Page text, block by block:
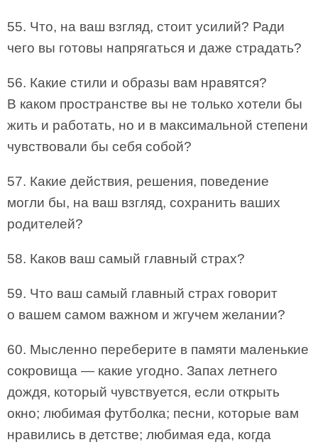
55. Что, на ваш взгляд, стоит усилий? Ради
чего вы готовы напрягаться и даже страдать?
56. Какие стили и образы вам нравятся?
В каком пространстве вы не только хотели бы
жить и работать, но и в максимальной степени
чувствовали бы себя собой?
57. Какие действия, решения, поведение
могли бы, на ваш взгляд, сохранить ваших
родителей?
58. Каков ваш самый главный страх?
59. Что ваш самый главный страх говорит
о вашем самом важном и жгучем желании?
60. Мысленно переберите в памяти маленькие
сокровища — какие угодно. Запах летнего
дождя, который чувствуется, если открыть
окно; любимая футболка; песни, которые вам
нравились в детстве; любимая еда, когда